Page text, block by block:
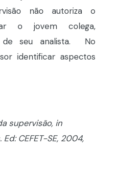
não autoriza o
o jovem colega,
de seu analista. No
identificar aspectos
supervisão, in
CEFET-SE, 2004,